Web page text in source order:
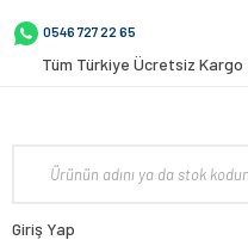
0546 727 22 65
Tüm Türkiye Ücretsiz
Giriş Yap